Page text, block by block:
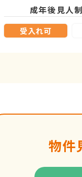
成年後見人
受入れ可
物件